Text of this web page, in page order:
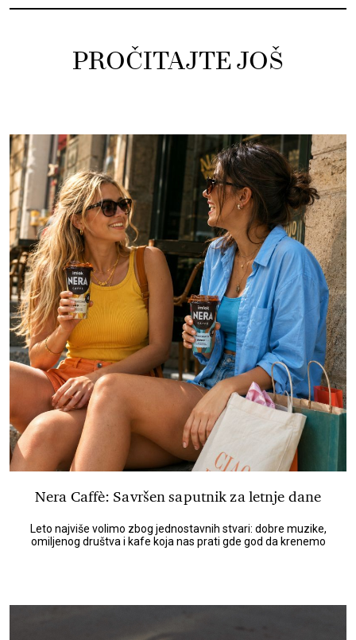
PROČITAJTE JOŠ
Nera Caffè: Savršen saputnik za letnje dane
Leto najviše volimo zbog jednostavnih stvari: dobre muzike,
omiljenog društva i kafe koja nas prati gde god da krenemo